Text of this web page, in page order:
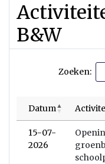
B&W
Zoeken:
Datum
15-07-
2026